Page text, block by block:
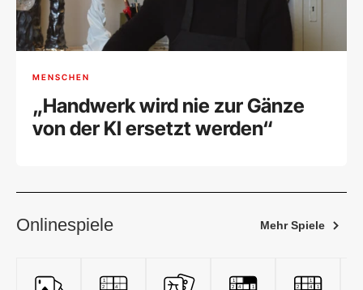
MENSCHEN
„Handwerk wird nie zur Gänze
von der KI ersetzt werden“
Onlinespiele Mehr Spiele